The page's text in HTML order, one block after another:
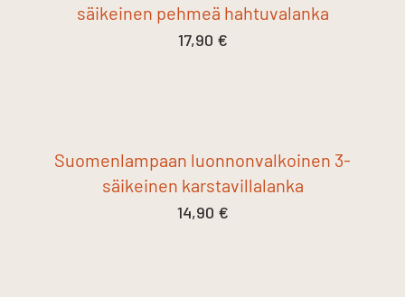
säikeinen pehmeä hahtuvalanka
17,90 €
Suomenlampaan luonnonvalkoinen 3-
säikeinen karstavillalanka
14,90 €